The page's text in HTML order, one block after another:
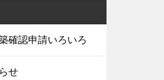
確認申請いろいろ
せ